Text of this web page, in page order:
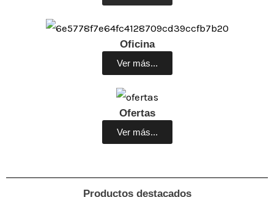
Oficina
Ver más...
Ofertas
Ver más...
Productos destacados